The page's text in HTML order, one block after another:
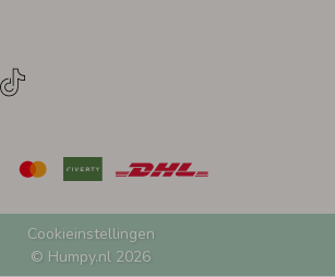
Cookieinstellingen
© Humpy.nl 2026